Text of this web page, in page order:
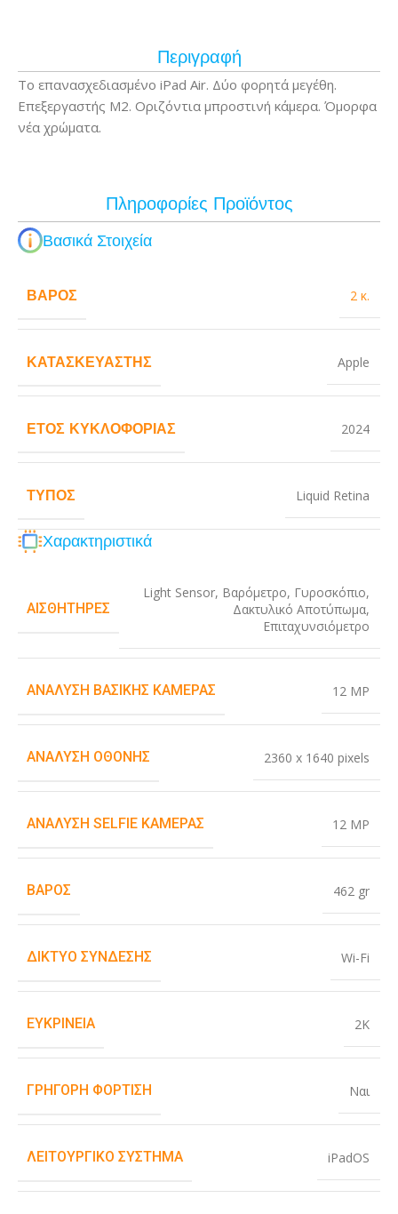
Περιγραφή
Το επανασχεδιασμένο iPad Air. Δύο φορητά μεγέθη.
Επεξεργαστής M2. Οριζόντια μπροστινή κάμερα. Όμορφα
νέα χρώματα.
Πληροφορίες Προϊόντος
Βασικά Στοιχεία
ΒΆΡΟΣ 2 κ.
ΚΑΤΑΣΚΕΥΑΣΤΉΣ Apple
ΈΤΟΣ ΚΥΚΛΟΦΟΡΊΑΣ 2024
ΤΎΠΟΣ Liquid Retina
Χαρακτηριστικά
ΑΙΣΘΗΤΉΡΕΣ
Light Sensor, Βαρόμετρο, Γυροσκόπιο,
Δακτυλικό Αποτύπωμα,
Επιταχυνσιόμετρο
ΑΝΆΛΥΣΗ ΒΑΣΙΚΉΣ ΚΆΜΕΡΑΣ 12 MP
ΑΝΆΛΥΣΗ ΟΘΌΝΗΣ 2360 x 1640 pixels
ΑΝΆΛΥΣΗ SELFIE ΚΆΜΕΡΑΣ 12 MP
ΒΆΡΟΣ 462 gr
ΔΊΚΤΥΟ ΣΎΝΔΕΣΗΣ Wi-Fi
ΕΥΚΡΊΝΕΙΑ 2K
ΓΡΉΓΟΡΗ ΦΌΡΤΙΣΗ Ναι
ΛΕΙΤΟΥΡΓΙΚΌ ΣΎΣΤΗΜΑ iPadOS